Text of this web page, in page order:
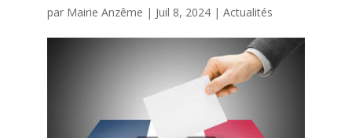
par Mairie Anzême | Juil 8, 2024| Actualités